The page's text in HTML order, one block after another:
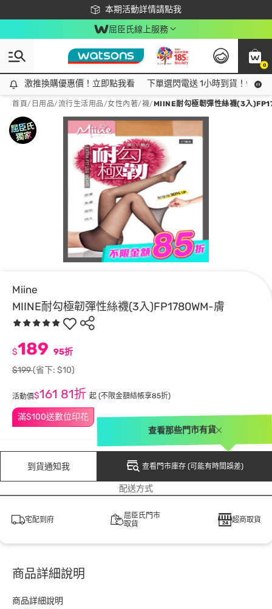
本期活動詳情請點我
下載app最高回饋$350
屈臣氏線上服務
0
激推換購優惠價！立即點我看
激推換購優惠價！立即點我看 下單選閃電送 1小時到貨！領神
首頁/ 日用品/流行生活用品/女性內著/襪/MIINE耐勾極韌彈性絲襪(3入
Miine
MIINE耐勾極韌彈性絲襪(3入)FP1780WM-膚
滿$100送數位印花
$189 95折
$199(省下: $10)
活動價$161 81折 起 (不限金額結帳享85折)
到貨通知我 查看門市庫存 (可能有時間誤差)
查看那些門市有貨
配送方式
宅配到府
屈臣氏門市
取貨
超商取貨
商品詳細說明
商品詳細說明